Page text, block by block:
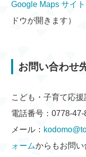
Google Maps サイ
ドウが開きます）
お問い合わせ
こども・子育て応援
電話番号：0778-
メール：
ォームからもお問い